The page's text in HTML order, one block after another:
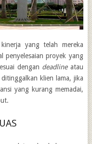
yang telah mereka
penyelesaian proyek yang
dengan deadlineatau
klien lama, jika
yang kurang memadai,